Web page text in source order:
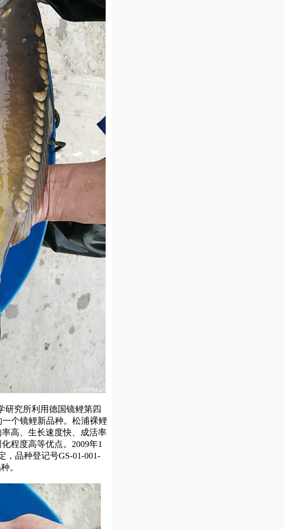
研究所利用德国镜鲤第四
一个镜鲤新品种。松浦裸鲤
高、生长速度快、成活率
程度高等优点。2009年1
，品种登记号GS-01-001-
。